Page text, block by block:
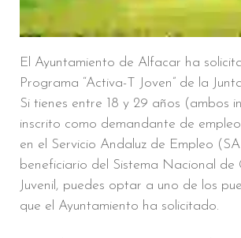
El Ayuntamiento de Alfacar ha
Programa “Activa-T Joven” de la
Si tienes entre 18 y 29 años (ambos
inscrito como demandante de
en el Servicio Andaluz de Empleo
beneficiario del Sistema Nacional de
Juvenil, puedes optar a uno de los
que el Ayuntamiento ha solicitado.